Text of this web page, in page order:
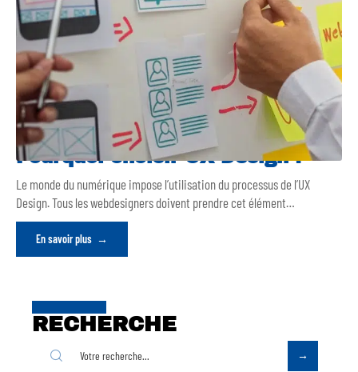
Pourquoi choisir UX Design ?
Le monde du numérique impose l’utilisation du processus de l’UX
Design. Tous les webdesigners doivent prendre cet élément…
En savoir plus
RECHERCHE